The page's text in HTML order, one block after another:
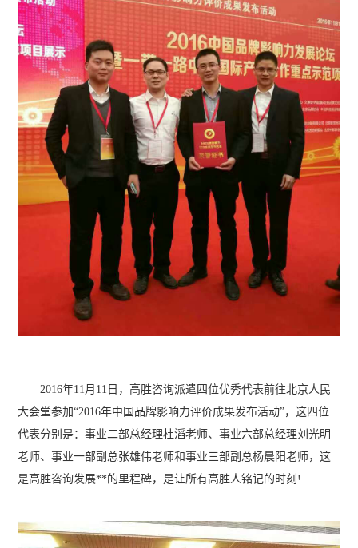
2016年11月11日，高胜咨询派遣四位优秀代表前往北京人民
大会堂参加“2016年中国品牌影响力评价成果发布活动”，这四位
代表分别是：事业二部总经理杜滔老师、事业六部总经理刘光明
老师、事业一部副总张雄伟老师和事业三部副总杨晨阳老师，这
是高胜咨询发展**的里程碑，是让所有高胜人铭记的时刻!